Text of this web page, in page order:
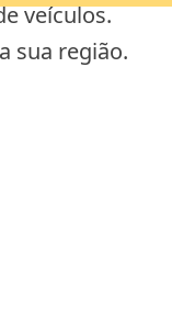
veículos.
sua região.